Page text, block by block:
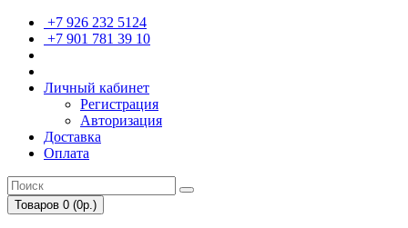
+7 926 232 5124
+7 901 781 39 10
Личный кабинет
Регистрация
Авторизация
Доставка
Оплата
Товаров 0 (0р.)